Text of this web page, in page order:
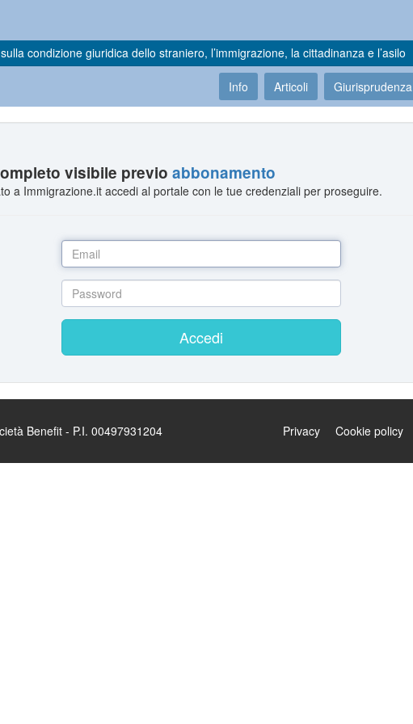
condizione giuridica dello straniero, l’immigrazione, la cittadinanza e l’asilo
Info Articoli Giurisprudenza
visibile previoabbonamento
a Immigrazione.it accedi al portale con le tue credenziali per proseguire.
Accedi
Benefit - P.I. 00497931204 Privacy Cookie policy